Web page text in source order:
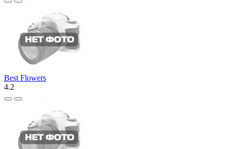
Best Flowers
4.2